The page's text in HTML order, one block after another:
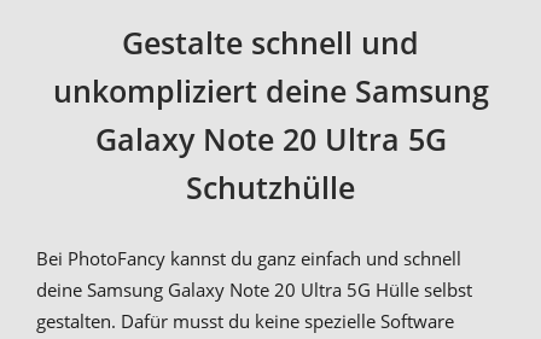
Gestalte schnell und
unkompliziert deine Samsung
Galaxy Note 20 Ultra 5G
Schutzhülle
Bei PhotoFancy kannst du ganz einfach und schnell
deine Samsung Galaxy Note 20 Ultra 5G Hülle selbst
gestalten. Dafür musst du keine spezielle Software